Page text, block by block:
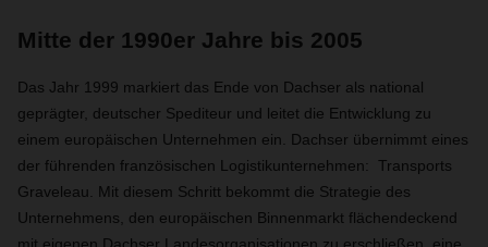
Mitte der 1990er Jahre bis 2005
Das Jahr 1999 markiert das Ende von Dachser als national
geprägter, deutscher Spediteur und leitet die Entwicklung zu
einem europäischen Unternehmen ein. Dachser übernimmt eines
der führenden französischen Logistikunternehmen: Transports
Graveleau. Mit diesem Schritt bekommt die Strategie des
Unternehmens, den europäischen Binnenmarkt flächendeckend
mit eigenen Dachser Landesorganisationen zu erschließen, eine